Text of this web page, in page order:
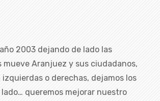
2003 dejando de lado las
mueve Aranjuez y sus ciudadanos,
izquierdas o derechas, dejamos los
queremos mejorar nuestro